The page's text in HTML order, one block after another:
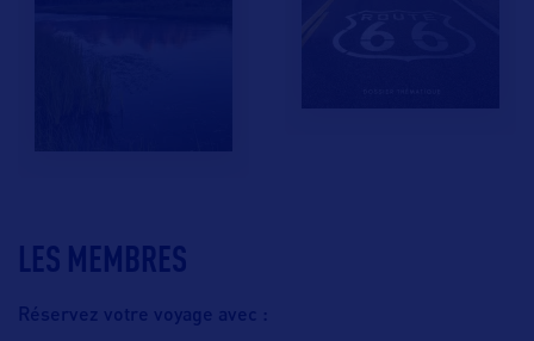
LES MEMBRES
Réservez votre voyage avec :